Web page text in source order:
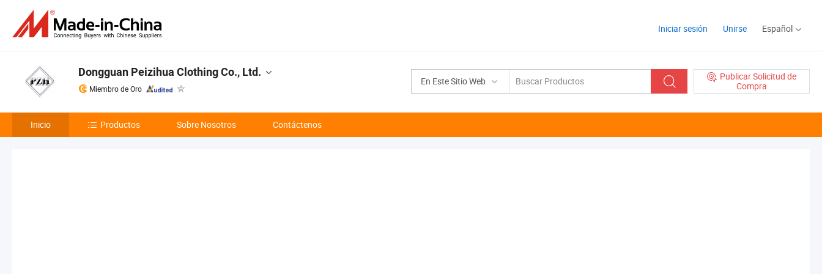
Iniciar sesión Unirse Español
En Este Sitio Web
Publicar Solicitud de
Compra
Dongguan Peizihua Clothing Co., Ltd.
Miembro de Oro
Inicio Productos Sobre Nosotros Contáctenos